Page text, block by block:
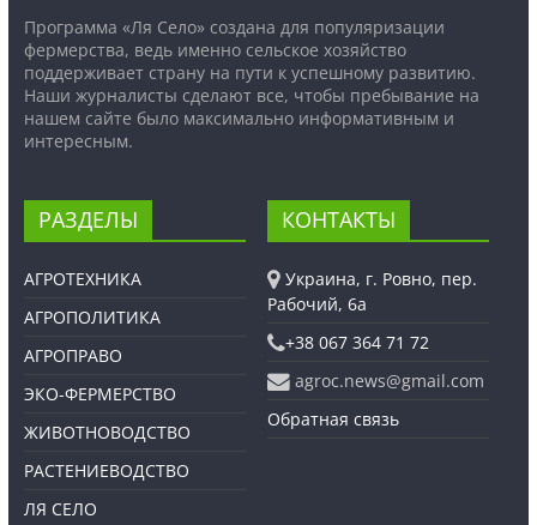
Программа «Ля Село» создана для популяризации
фермерства, ведь именно сельское хозяйство
поддерживает страну на пути к успешному развитию.
Наши журналисты сделают все, чтобы пребывание на
нашем сайте было максимально информативным и
интересным.
РАЗДЕЛЫ
АГРОТЕХНИКА
АГРОПОЛИТИКА
АГРОПРАВО
ЭКО-ФЕРМЕРСТВО
ЖИВОТНОВОДСТВО
РАСТЕНИЕВОДСТВО
ЛЯ СЕЛО
КОНТАКТЫ
Украина, г. Ровно, пер.
Рабочий, 6а
+38 067 364 71 72
agroc.news@gmail.com
Обратная связь